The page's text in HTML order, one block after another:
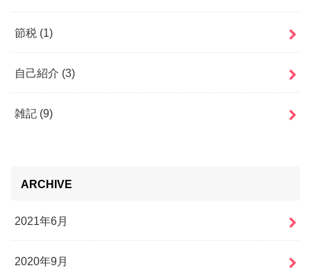
節税 (1)
自己紹介 (3)
雑記 (9)
ARCHIVE
2021年6月
2020年9月